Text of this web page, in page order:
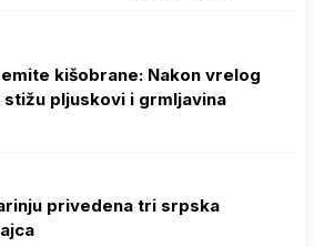
kišobrane: Nakon vrelog
stižu pljuskovi i grmljavina
privedena tri srpska